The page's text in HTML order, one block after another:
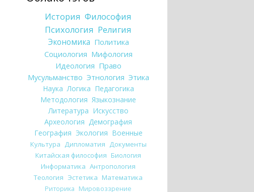
История Философия
Психология Религия
Экономика Политика
Социология Мифология
Идеология Право
Мусульманство Этнология Этика
Наука Логика Педагогика
Методология Языкознание
Литература Искусство
Археология Демография
География Экология Военные
Культура Дипломатия Документы
Китайская философия Биология
Информатика Антропология
Теология Эстетика Математика
Риторика Мировоззрение